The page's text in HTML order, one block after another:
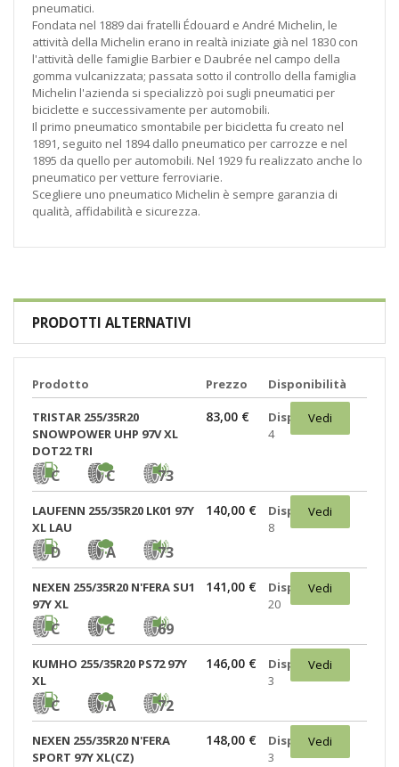
pneumatici.
Fondata nel 1889 dai fratelli Édouard e André Michelin, le
attività della Michelin erano in realtà iniziate già nel 1830 con
l'attività delle famiglie Barbier e Daubrée nel campo della
gomma vulcanizzata; passata sotto il controllo della famiglia
Michelin l'azienda si specializzò poi sugli pneumatici per
biciclette e successivamente per automobili.
Il primo pneumatico smontabile per bicicletta fu creato nel
1891, seguito nel 1894 dallo pneumatico per carrozze e nel
1895 da quello per automobili. Nel 1929 fu realizzato anche lo
pneumatico per vetture ferroviarie.
Scegliere uno pneumatico Michelin è sempre garanzia di
qualità, affidabilità e sicurezza.
PRODOTTI ALTERNATIVI
Prodotto Prezzo Disponibilità
TRISTAR 255/35R20
SNOWPOWER UHP 97V XL
DOT22 TRI
C C 73
83,00 €
Disponibili:
4
Vedi
LAUFENN 255/35R20 LK01 97Y
XL LAU
D A 73
140,00 €
Disponibili:
8
Vedi
NEXEN 255/35R20 N'FERA SU1
97Y XL
C C 69
141,00 €
Disponibili:
20
Vedi
KUMHO 255/35R20 PS72 97Y
XL
C A 72
146,00 €
Disponibili:
3
Vedi
NEXEN 255/35R20 N'FERA
SPORT 97Y XL(CZ)
148,00 €
Disponibili:
3
Vedi